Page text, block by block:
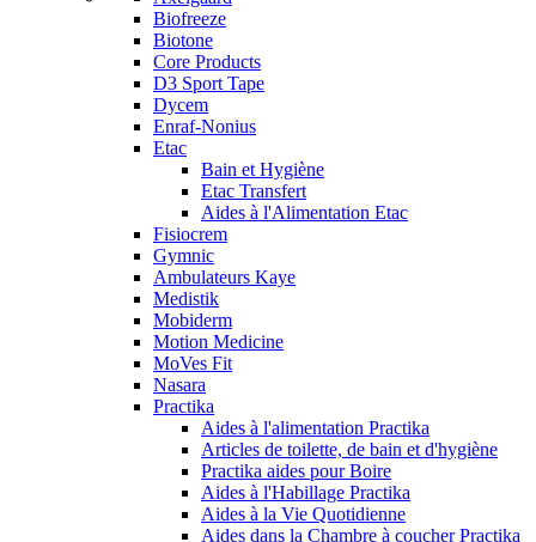
Biofreeze
Biotone
Core Products
D3 Sport Tape
Dycem
Enraf-Nonius
Etac
Bain et Hygiène
Etac Transfert
Aides à l'Alimentation Etac
Fisiocrem
Gymnic
Ambulateurs Kaye
Medistik
Mobiderm
Motion Medicine
MoVes Fit
Nasara
Practika
Aides à l'alimentation Practika
Articles de toilette, de bain et d'hygiène
Practika aides pour Boire
Aides à l'Habillage Practika
Aides à la Vie Quotidienne
Aides dans la Chambre à coucher Practika